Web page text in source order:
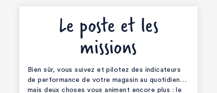
Le poste et les
missions
Bien sûr, vous suivez et pilotez des indicateurs
de performance de votre magasin au quotidien…
mais deux choses vous animent encore plus : le